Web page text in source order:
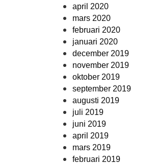
april 2020
mars 2020
februari 2020
januari 2020
december 2019
november 2019
oktober 2019
september 2019
augusti 2019
juli 2019
juni 2019
april 2019
mars 2019
februari 2019